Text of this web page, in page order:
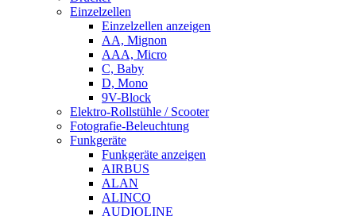
Einzelzellen
Einzelzellen anzeigen
AA, Mignon
AAA, Micro
C, Baby
D, Mono
9V-Block
Elektro-Rollstühle / Scooter
Fotografie-Beleuchtung
Funkgeräte
Funkgeräte anzeigen
AIRBUS
ALAN
ALINCO
AUDIOLINE